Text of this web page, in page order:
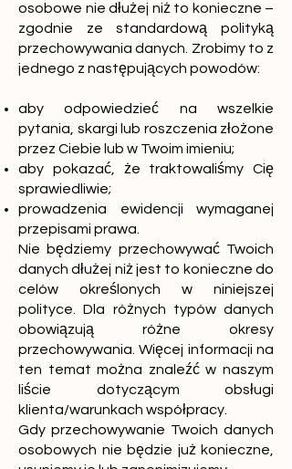
osobowe nie dłużej niż to konieczne –
zgodnie ze standardową polityką
przechowywania danych. Zrobimy to z
jednego z następujących powodów:
aby odpowiedzieć na wszelkie
pytania, skargi lub roszczenia złożone
przez Ciebie lub w Twoim imieniu;
aby pokazać, że traktowaliśmy Cię
sprawiedliwie;
prowadzenia ewidencji wymaganej
przepisami prawa.
Nie będziemy przechowywać Twoich
danych dłużej niż jest to konieczne do
celów określonych w niniejszej
polityce. Dla różnych typów danych
obowiązują różne okresy
przechowywania. Więcej informacji na
ten temat można znaleźć w naszym
liście dotyczącym obsługi
klienta/warunkach współpracy.
Gdy przechowywanie Twoich danych
osobowych nie będzie już konieczne,